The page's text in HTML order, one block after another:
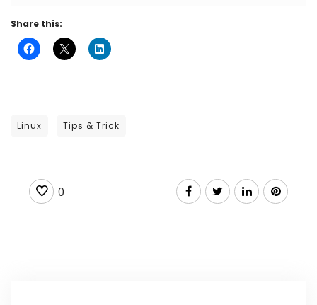
Share this:
Linux Tips & Trick
0